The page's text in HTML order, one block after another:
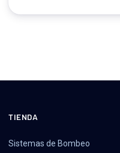
TIENDA
Sistemas de Bombeo